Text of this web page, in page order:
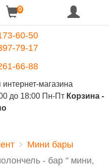
0
60-50
79-17
66-88
магазина
до 18:00 Пн-Пт Корзина -
Мини бары
- бар " мини,